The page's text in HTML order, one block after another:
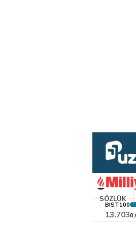
SÖZLÜK
BIST100
13.703